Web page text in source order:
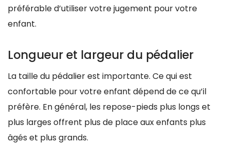
préférable d’utiliser votre jugement pour votre
enfant.
Longueur et largeur du pédalier
La taille du pédalier est importante. Ce qui est
confortable pour votre enfant dépend de ce qu’il
préfère. En général, les repose-pieds plus longs et
plus larges offrent plus de place aux enfants plus
âgés et plus grands.